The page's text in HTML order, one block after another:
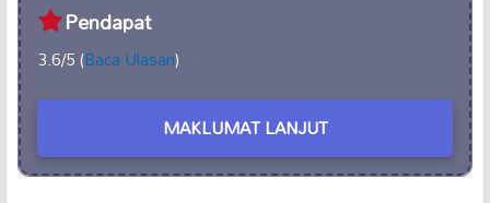
Pendapat
3.6/5 (Baca Ulasan)
MAKLUMAT LANJUT